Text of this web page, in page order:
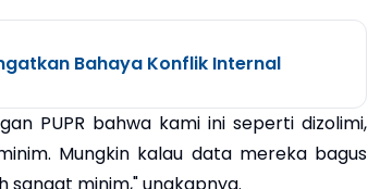
Bahaya Konflik Internal
PUPR bahwa kami ini seperti dizolimi,
Mungkin kalau data mereka bagus